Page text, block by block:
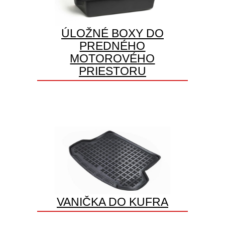
ÚLOŽNÉ BOXY DO
PREDNÉHO
MOTOROVÉHO
PRIESTORU
VANIČKA DO KUFRA